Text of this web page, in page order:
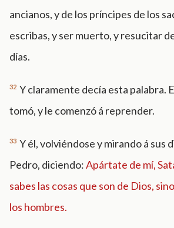
ancianos, y de los príncipes de los
escribas, y ser muerto, y resucitar
días.
32 Y claramente decía esta palabra.
tomó, y le comenzó á reprender.
33 Y él, volviéndose y mirando á sus
Pedro, diciendo:Apártate de mí,
sabes las cosas que son de Dios,
los hombres.